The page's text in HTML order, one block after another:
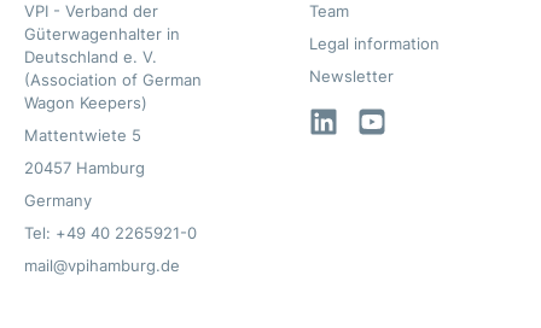
VPI - Verband der
Güterwagenhalter in
Deutschland e. V.
(Association of German
Wagon Keepers)
Mattentwiete 5
20457 Hamburg
Germany
Tel: +49 40 2265921-0
mail@vpihamburg.de
Team
Legal information
Newsletter
LinkedInYouTube